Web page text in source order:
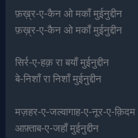
फ़ख़्र-ए-कैन ओ मकाँ मुईनुद्दीन
फ़ख़्र-ए-कैन ओ मकाँ मुईनुद्दीन
सिर्र-ए-हक़ रा बयाँ मुईनुद्दीन
बे-निशाँ रा निशाँ मुईनुद्दीन
मज़हर-ए-जल्वागाह-ए-नूर-ए-क़िदम
आफ़्ताब-ए-जहाँ मुईनुद्दीन